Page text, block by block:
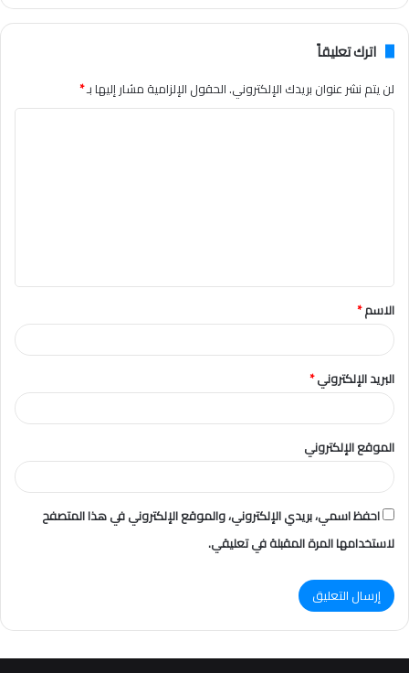
اترك تعليقاً
لن يتم نشر عنوان بريدك الإلكتروني.الحقول الإلزامية مشار إليها بـ*
ق
*
الاسم*
البريد الإلكتروني*
الموقع الإلكتروني
احفظ اسمي، بريدي الإلكتروني، والموقع الإلكتروني في هذا المتصفح
لاستخدامها المرة المقبلة في تعليقي.